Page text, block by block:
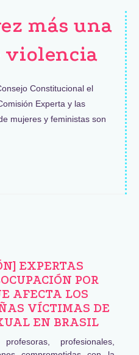
más una
violencia
Constitucional el
Experta y las
mujeres y feministas son
EXPERTAS
POR
AFECTA LOS
VÍCTIMAS DE
EN BRASIL
profesionales,